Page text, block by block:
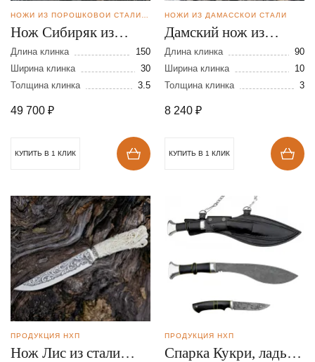
Нож Сибиряк из
стали S390
Длина клинка
150
Ширина клинка
30
Толщина клинка
3.5
49 700 ₽
КУПИТЬ В 1 КЛИК
НОЖИ ИЗ ДАМАССКОЙ СТАЛИ
Дамский нож из
дамасской стали
Длина клинка
90
Ширина клинка
10
Толщина клинка
3
8 240 ₽
КУПИТЬ В 1 КЛИК
ПРОДУКЦИЯ НХП
Нож Лис из стали
ПРОДУКЦИЯ НХП
Спарка Кукри, ладья